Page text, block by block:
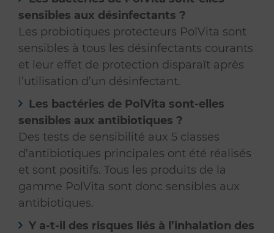
sensibles aux désinfectants ?
Les probiotiques protecteurs PolVita sont
sensibles à tous les désinfectants courants
et leur effet de protection disparaît après
l’utilisation d’un désinfectant.
Les bactéries de PolVita sont-elles
sensibles aux antibiotiques ?
Des tests de sensibilité aux 5 classes
d’antibiotiques principales ont été réalisés
et sont positifs. Tous les produits de la
gamme PolVita sont donc sensibles aux
antibiotiques.
Y a-t-il des risques liés à l’inhalation des